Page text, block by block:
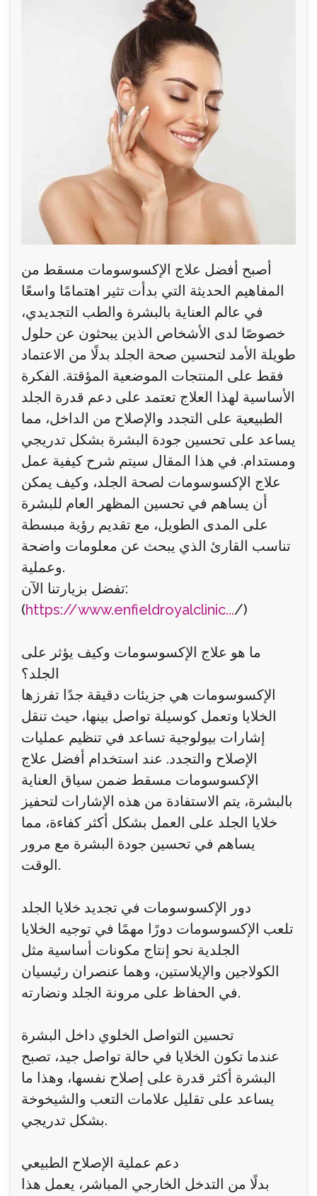
أصبح أفضل علاج الإكسوسومات مسقط من
المفاهيم الحديثة التي بدأت تثير اهتمامًا واسعًا
في عالم العناية بالبشرة والطب التجديدي،
خصوصًا لدى الأشخاص الذين يبحثون عن حلول
طويلة الأمد لتحسين صحة الجلد بدلًا من الاعتماد
فقط على المنتجات الموضعية المؤقتة. الفكرة
الأساسية لهذا العلاج تعتمد على دعم قدرة الجلد
الطبيعية على التجدد والإصلاح من الداخل، مما
يساعد على تحسين جودة البشرة بشكل تدريجي
ومستدام. في هذا المقال سيتم شرح كيفية عمل
علاج الإكسوسومات لصحة الجلد، وكيف يمكن
أن يساهم في تحسين المظهر العام للبشرة
على المدى الطويل، مع تقديم رؤية مبسطة
تناسب القارئ الذي يبحث عن معلومات واضحة
وعملية.
تفضل بزيارتنا الآن:
(https://www.enfieldroyalclinic.../)
ما هو علاج الإكسوسومات وكيف يؤثر على
الجلد؟
الإكسوسومات هي جزيئات دقيقة جدًا تفرزها
الخلايا وتعمل كوسيلة تواصل بينها، حيث تنقل
إشارات بيولوجية تساعد في تنظيم عمليات
الإصلاح والتجدد. عند استخدام أفضل علاج
الإكسوسومات مسقط ضمن سياق العناية
بالبشرة، يتم الاستفادة من هذه الإشارات لتحفيز
خلايا الجلد على العمل بشكل أكثر كفاءة، مما
يساهم في تحسين جودة البشرة مع مرور
الوقت.
دور الإكسوسومات في تجديد خلايا الجلد
تلعب الإكسوسومات دورًا مهمًا في توجيه الخلايا
الجلدية نحو إنتاج مكونات أساسية مثل
الكولاجين والإيلاستين، وهما عنصران رئيسيان
في الحفاظ على مرونة الجلد ونضارته.
تحسين التواصل الخلوي داخل البشرة
عندما تكون الخلايا في حالة تواصل جيد، تصبح
البشرة أكثر قدرة على إصلاح نفسها، وهذا ما
يساعد على تقليل علامات التعب والشيخوخة
بشكل تدريجي.
دعم عملية الإصلاح الطبيعي
بدلًا من التدخل الخارجي المباشر، يعمل هذا